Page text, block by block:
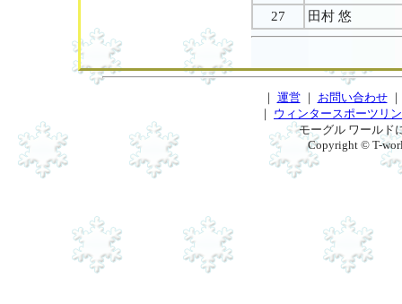
27
田村 悠
｜ 運営｜ お問い合わせ
｜ ウィンタースポーツリ
モーグル ワールド
Copyright © T-